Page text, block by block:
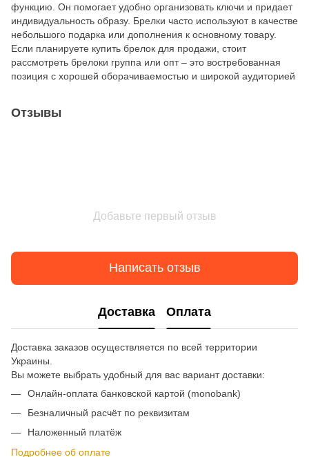
функцию. Он помогает удобно организовать ключи и придает
индивидуальность образу. Брелки часто используют в качестве
небольшого подарка или дополнения к основному товару.
Если планируете купить брелок для продажи, стоит
рассмотреть брелоки группа или опт – это востребованная
позиция с хорошей оборачиваемостью и широкой аудиторией
Отзывы
Добавьте первый отзыв
Написать отзыв
Доставка Оплата
Доставка заказов осуществляется по всей территории
Украины.
Вы можете выбрать удобный для вас вариант доставки:
Онлайн-оплата банковской картой (monobank)
Безналичный расчёт по реквизитам
Наложенный платёж
Подробнее об оплате